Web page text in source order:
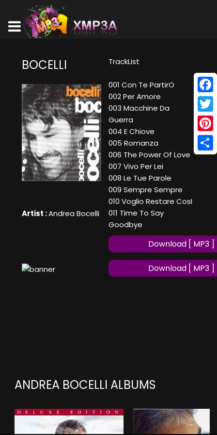
BOCELLI
Artist :Andrea Bocelli
TrackList
001 Con Te PartirO
002 Per Amore
003 Macchine Da
Guerra
004 E Chiove
005 Romanza
006 The Power Of Love
007 Vivo Per Lei
008 Le Tue Parole
009 Sempre Sempre
010 Voglio Restare CosI
011 Time To Say
Goodbye
Download [ MP3 ]
Download [ MP3 ]
ANDREA BOCELLI ALBUMS